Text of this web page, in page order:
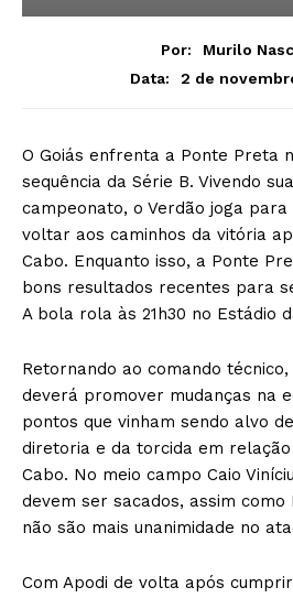
Por:
Murilo
Data:
2 de
O Goiás enfrenta a Ponte Preta
sequência da Série B. Vivendo
campeonato, o Verdão joga
voltar aos caminhos da vitória
Cabo. Enquanto isso, a Ponte
bons resultados recentes para
A bola rola às 21h30 no Estádio
Retornando ao comando
deverá promover mudanças na
pontos que vinham sendo alvo
diretoria e da torcida em
Cabo. No meio campo Caio
devem ser sacados, assim como
não são mais unanimidade no
Com Apodi de volta após